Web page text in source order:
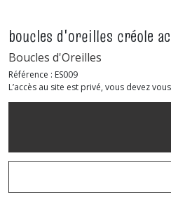
boucles d'oreilles créole
Boucles d'Oreilles
Référence : ES009
L’accès au site est privé, vous devez